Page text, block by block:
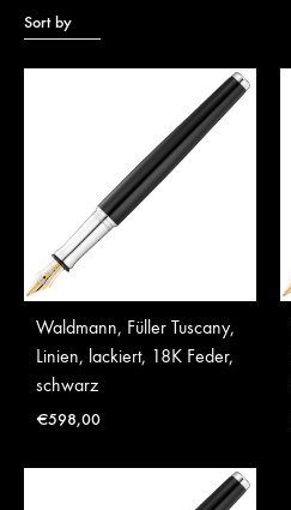
Sort by
Waldmann, Füller Tuscany,
Linien, lackiert, 18K Feder,
schwarz
€598,00